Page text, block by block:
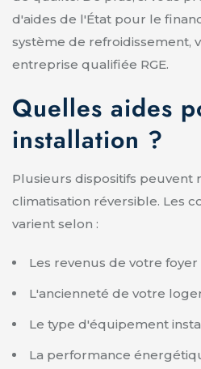
d'aides de l'État pour le
système de refroidissement,
entreprise qualifiée RGE.
Quelles aides
installation ?
Plusieurs dispositifs
climatisation réversible. Les
varient selon :
Les revenus de votre foyer
L'ancienneté de votre
Le type d'équipement
La performance